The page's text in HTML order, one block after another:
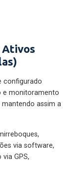
Ativos
configurado
e monitoramento
assim a
via software,
GPS,